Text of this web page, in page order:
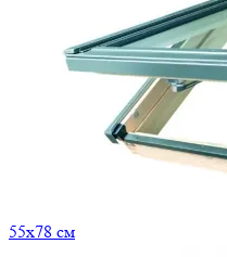
55x78 см